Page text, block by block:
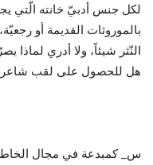
لكل جنس أدبيّ خانته الّتي يجب
بالموروثات القديمة أو
النّثر شيئاً، ولا أدري
هل للحصول على لقب شاعر
س_ كمبدعة في مجال